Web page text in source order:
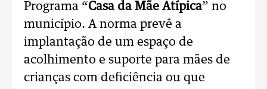
Programa “Casa da Mãe Atípica” no
município. A norma prevê a
implantação de um espaço de
acolhimento e suporte para mães de
crianças com deficiência ou que